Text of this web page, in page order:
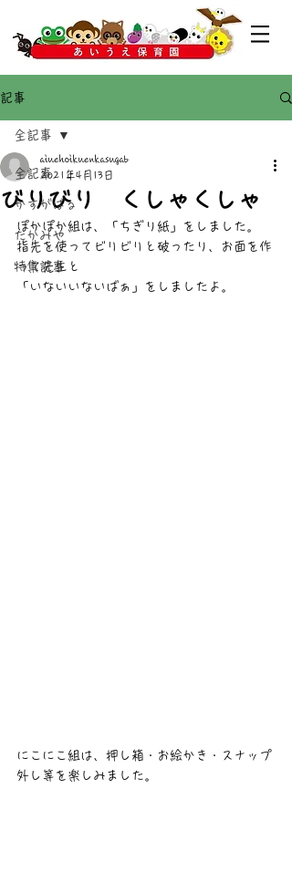
記事
全記事
かすがばる
たかみや
特集記事
全記事
びりびり くしゃくしゃ
aiuehoikuenkasugab
2021年4月13日
ぽかぽか組は、「ちぎり紙」をしました。
指先を使ってビリビリと破ったり、お面を作
って先生と
「いないいないばぁ」をしましたよ。
にこにこ組は、押し箱・お絵かき・スナップ
外し等を楽しみました。